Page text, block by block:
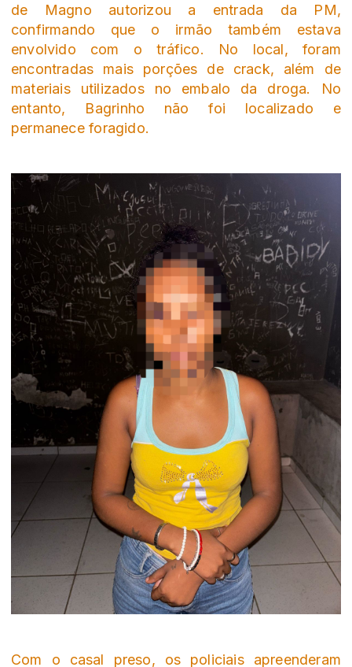
de Magno autorizou a entrada da PM,
confirmando que o irmão também estava
envolvido com o tráfico. No local, foram
encontradas mais porções de crack, além de
materiais utilizados no embalo da droga. No
entanto, Bagrinho não foi localizado e
permanece foragido.
Com o casal preso, os policiais apreenderam